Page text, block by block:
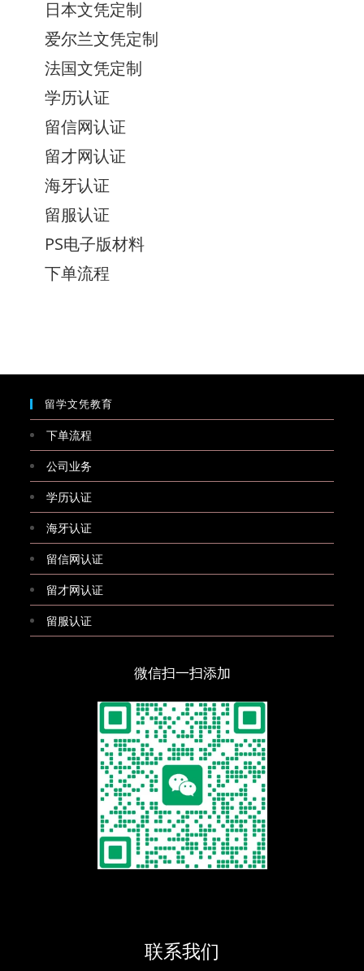
日本文凭定制
爱尔兰文凭定制
法国文凭定制
学历认证
留信网认证
留才网认证
海牙认证
留服认证
PS电子版材料
下单流程
留学文凭教育
下单流程
公司业务
学历认证
海牙认证
留信网认证
留才网认证
留服认证
微信扫一扫添加
联系我们